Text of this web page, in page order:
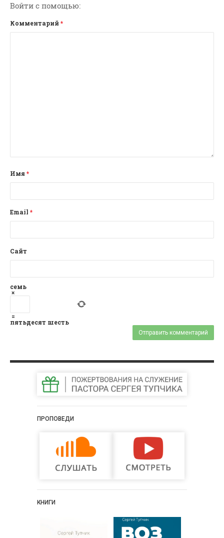
Войти с помощью:
Комментарий *
Имя *
Email *
Сайт
семь
×
=
пятьдесят шесть
ПРОПОВЕДИ
КНИГИ